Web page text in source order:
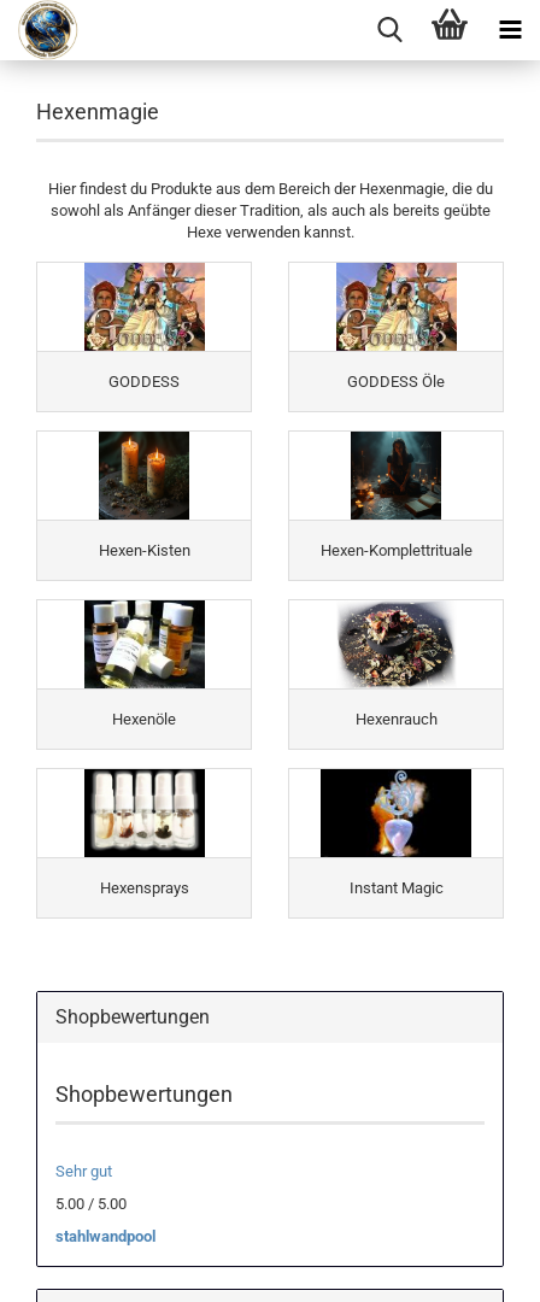
Hexenmagie
Hier findest du Produkte aus dem Bereich der Hexenmagie, die du
sowohl als Anfänger dieser Tradition, als auch als bereits geübte
Hexe verwenden kannst.
GODDESS GODDESS Öle
Hexen-Kisten Hexen-Komplettrituale
Hexenöle Hexenrauch
Hexensprays Instant Magic
Shopbewertungen
Shopbewertungen
Sehr gut
5.00 / 5.00
stahlwandpool